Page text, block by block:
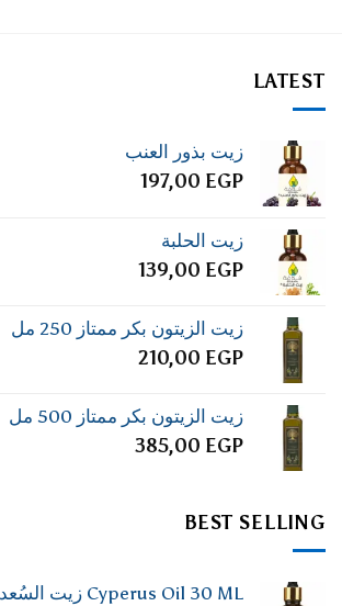
LATEST
زيت بذور العنب
197,00 EGP
زيت الحلبة
139,00 EGP
زيت الزيتون بكر ممتاز 250 مل
210,00 EGP
زيت الزيتون بكر ممتاز 500 مل
385,00 EGP
BEST SELLING
Cyperus Oil 30 ML زيت السُعد